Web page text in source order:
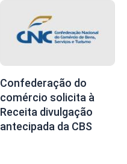
Confederação do
comércio solicita à
Receita divulgação
antecipada da CBS